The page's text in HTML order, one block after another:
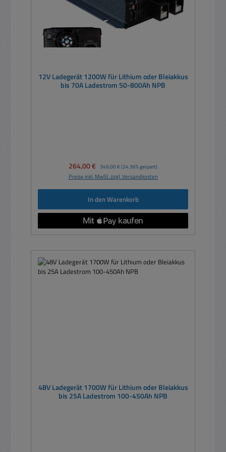
12V Ladegerät 1200W für Lithium oder Bleiakkus
bis 70A Ladestrom 50-800Ah NPB
Verkaufspreis:
264,00 € Regulärer Preis:
349,00 € (24.36% gespart)
Preise inkl. MwSt. zzgl. Versandkosten
In den Warenkorb
48V Ladegerät 1700W für Lithium oder Bleiakkus
bis 25A Ladestrom 100-450Ah NPB